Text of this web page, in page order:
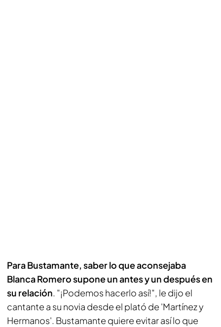
Para Bustamante, saber lo que aconsejaba
Blanca Romero supone un antes y un después en
su relación. "¡Podemos hacerlo así!", le dijo el
cantante a su novia desde el plató de 'Martínez y
Hermanos'. Bustamante quiere evitar así lo que